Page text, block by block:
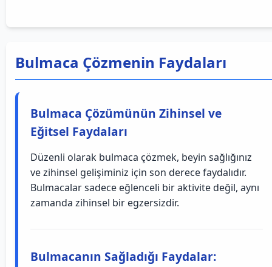
Bulmaca Çözmenin Faydaları
Bulmaca Çözümünün Zihinsel ve
Eğitsel Faydaları
Düzenli olarak bulmaca çözmek, beyin sağlığınız
ve zihinsel gelişiminiz için son derece faydalıdır.
Bulmacalar sadece eğlenceli bir aktivite değil, aynı
zamanda zihinsel bir egzersizdir.
Bulmacanın Sağladığı Faydalar: